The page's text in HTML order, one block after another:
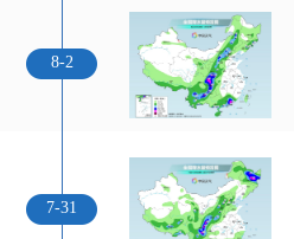
8-2
7-31